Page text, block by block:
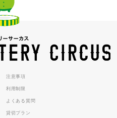
注意事項
利用制限
よくある質問
貸切プラン